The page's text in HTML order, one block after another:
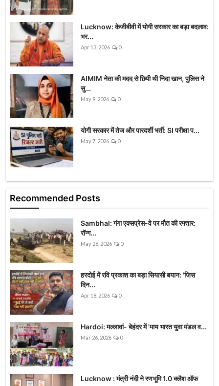
Lucknow: केजीबीवी में योगी सरकार का बड़ा बदलाव:
भर...
Apr 13, 2026 0
AIMIM नेता की मदद से छिपी थी निदा खान, पुलिस ने
सु...
May 9, 2026 0
योगी सरकार में तेज और पारदर्शी भर्ती: SI परीक्षा प...
May 7, 2026 0
Recommended Posts
Sambhal: गंगा एक्सप्रेस-वे पर मौत की रफ्तार:
रॉन्ग...
May 26, 2026 0
हरदोई में रवि प्रकाश का बड़ा सियासी बयान: 'जिस
दिन...
Apr 18, 2026 0
Hardoi: मल्लावां- बेहंदर में 'माय भारत युवा मंडल व...
Mar 26, 2026 0
Lucknow : मंत्री नंदी ने रणभूमि 1.0 क्लैश ऑफ